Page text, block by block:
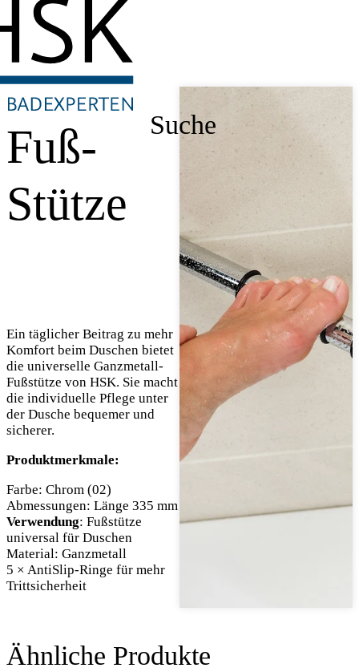
Suche
Fuß-
Stütze
Ein täglicher Beitrag zu mehr
Komfort beim Duschen bietet
die universelle Ganzmetall-
Fußstütze von HSK. Sie macht
die individuelle Pflege unter
der Dusche bequemer und
sicherer.
Produktmerkmale:
Farbe: Chrom (02)
Abmessungen: Länge 335 mm
Verwendung: Fußstütze
universal für Duschen
Material: Ganzmetall
5 × AntiSlip-Ringe für mehr
Trittsicherheit
Ähnliche Produkte